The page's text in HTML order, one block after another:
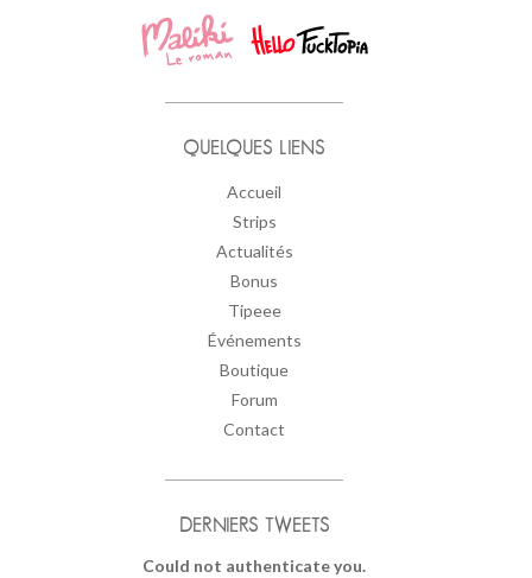
QUELQUES LIENS
Accueil
Strips
Actualités
Bonus
Tipeee
Événements
Boutique
Forum
Contact
DERNIERS TWEETS
Could not authenticate you.